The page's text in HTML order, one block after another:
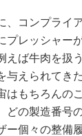
コンプライ
プレッシャー
えば牛肉を扱
与えられてき
はもちろんの
どの製造番号
ー個々の整備